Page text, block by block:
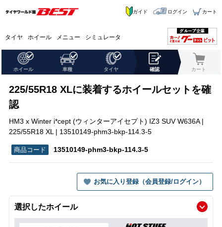
タイヤ ホイール メニュー シミュレータ
ガイド ログイン カート
ホイール 車種 タイヤ 確認 カート
225/55R18 XLに装着するホイールセットを確
認
HM3 x Winter i*cept (ウィンターアイセプト) IZ3 SUV W636A |
225/55R18 XL | 13510149-phm3-bkp-114.3-5
13510149-phm3-bkp-114.3-5
お気に入り登録（会員登録/ログイン）
選択したホイール